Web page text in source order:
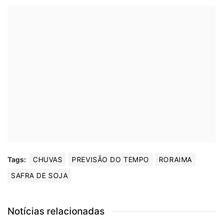
Tags: CHUVAS PREVISÃO DO TEMPO
RORAIMA
SAFRA DE SOJA
Notícias relacionadas